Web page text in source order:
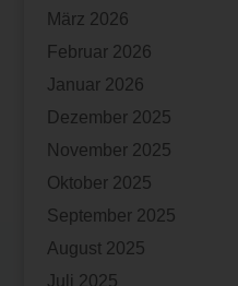
März 2026
Februar 2026
Januar 2026
Dezember 2025
November 2025
Oktober 2025
September 2025
August 2025
Juli 2025